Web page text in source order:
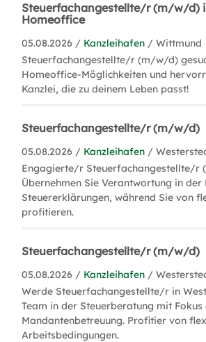
Steuerfachangestellte/r (m/w/d)
Homeoffice
05.08.2026 / Kanzleihafen / Wittmund
Steuerfachangestellte/r (m/w/d)
Homeoffice-Möglichkeiten und
Kanzlei, die zu deinem Leben passt!
Steuerfachangestellte/r (m/w/d)
05.08.2026 / Kanzleihafen /
Engagierte/r Steuerfachangestellte/r
Übernehmen Sie Verantwortung in
Steuererklärungen, während Sie von
profitieren.
Steuerfachangestellte/r (m/w/d)
05.08.2026 / Kanzleihafen /
Werde Steuerfachangestellte/r in
Team in der Steuerberatung mit
Mandantenbetreuung. Profitier von
Arbeitsbedingungen.